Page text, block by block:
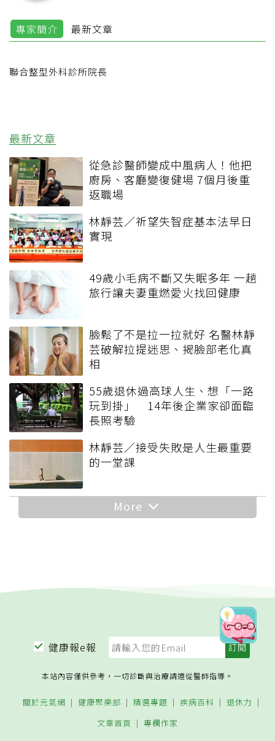
專家簡介 最新文章
聯合整型外科診所院長
最新文章
從急診醫師變成中風病人！他把
廚房、客廳變復健場 7個月後重
返職場
林靜芸／祈望失智症基本法早日
實現
49歲小毛病不斷又失眠多年 一趟
旅行讓夫妻重燃愛火找回健康
臉鬆了不是拉一拉就好 名醫林靜
芸破解拉提迷思、揭臉部老化真
相
55歲退休過高球人生、想「一路
玩到掛」 14年後企業家卻面臨
長照考驗
林靜芸／接受失敗是人生最重要
的一堂課
More
健康報e報
本站內容僅供參考，一切診斷與治療請遵從醫師指導。
關於元氣網 健康聚樂部 精選專題 疾病百科
退休力
文章首頁
專欄作家